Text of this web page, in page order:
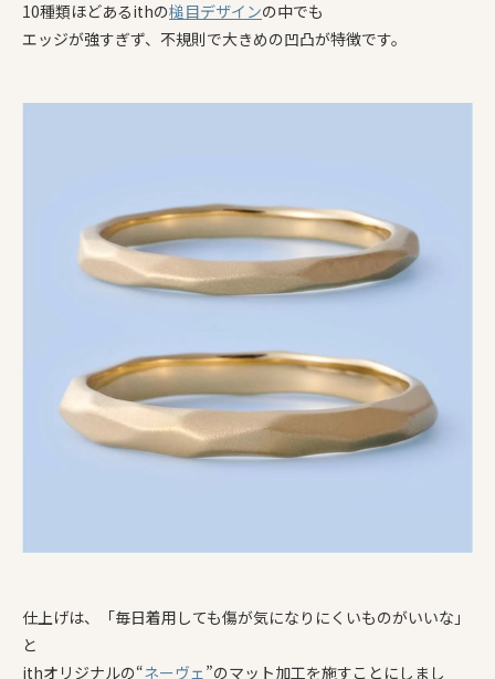
10種類ほどあるithの槌目デザインの中でも
エッジが強すぎず、不規則で大きめの凹凸が特徴です。
仕上げは、「毎日着用しても傷が気になりにくいものがいいな」
と
ithオリジナルの“ネーヴェ”のマット加工を施すことにしまし